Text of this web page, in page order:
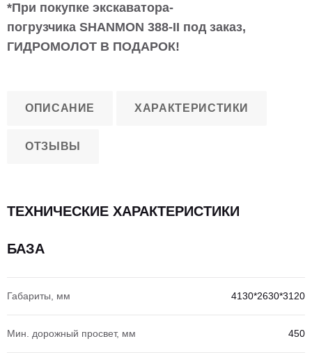
*При покупке экскаватора-
погрузчика SHANMON 388-II под заказ,
ГИДРОМОЛОТ В ПОДАРОК!
ОПИСАНИЕ ХАРАКТЕРИСТИКИ
ОТЗЫВЫ
ТЕХНИЧЕСКИЕ ХАРАКТЕРИСТИКИ
БАЗА
Габариты, мм 4130*2630*3120
Мин. дорожный просвет, мм 450